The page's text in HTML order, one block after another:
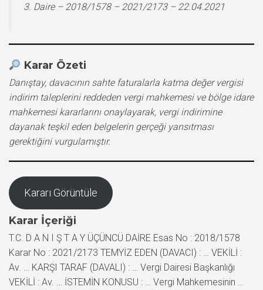
3. Daire – 2018/1578 – 2021/2173 – 22.04.2021
Karar Özeti
Danıştay, davacının sahte faturalarla katma değer vergisi
indirim taleplerini reddeden vergi mahkemesi ve bölge idare
mahkemesi kararlarını onaylayarak, vergi indirimine
dayanak teşkil eden belgelerin gerçeği yansıtması
gerektiğini vurgulamıştır.
Kararı Görüntüle
Karar İçeriği
T.C. D A N I Ş T A Y ÜÇÜNCÜ DAİRE Esas No : 2018/1578
Karar No : 2021/2173 TEMYİZ EDEN (DAVACI) : … VEKİLİ :
Av. … KARŞI TARAF (DAVALI) : … Vergi Dairesi Başkanlığı
VEKİLİ : Av. … İSTEMİN KONUSU : … Vergi Mahkemesinin …